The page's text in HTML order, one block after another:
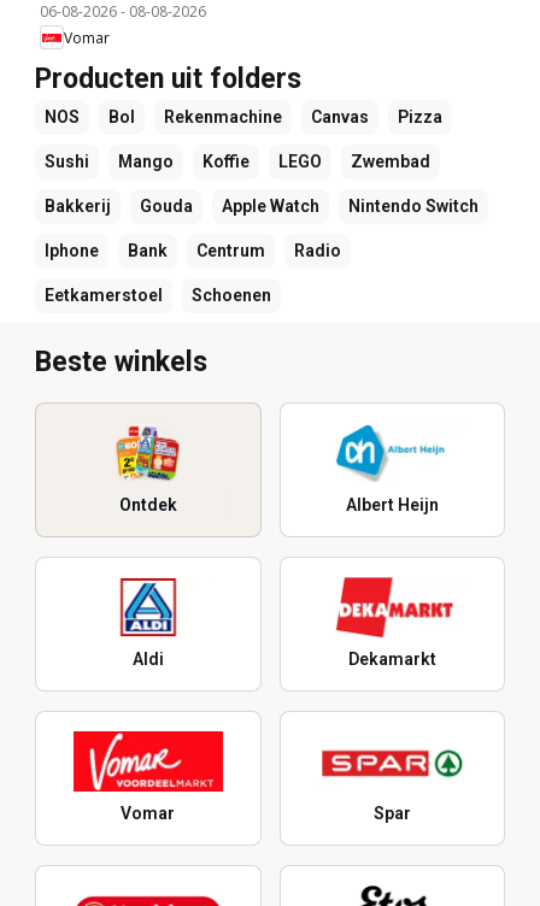
06-08-2026- 08-08-2026
Vomar
Producten uit folders
NOS Bol Rekenmachine Canvas Pizza
Sushi Mango Koffie LEGO Zwembad
Bakkerij Gouda Apple Watch Nintendo Switch
Iphone Bank Centrum Radio
Eetkamerstoel Schoenen
Beste winkels
Ontdek Albert Heijn
Aldi Dekamarkt
Vomar Spar